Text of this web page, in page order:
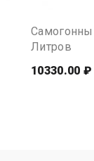
Литров
10330.00 ₽